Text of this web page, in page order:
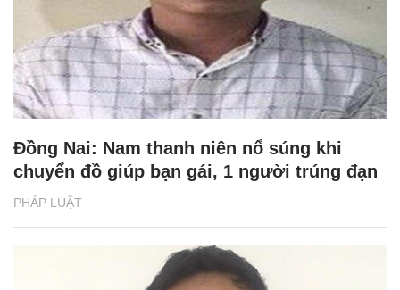
PHÁP LUẬT
Đồng Nai: Nam thanh niên nổ súng khi
chuyển đồ giúp bạn gái, 1 người trúng đạn